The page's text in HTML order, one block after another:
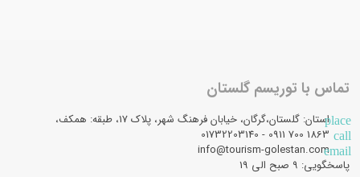
تماس با توریسم گلستان
placeاستان: گلستان،گرگان، خیابان فرهنگ شهر، پلاک 17، طبقه: همکف،
call
email
info@tourism-golestan.com
پاسخگویی: ۹ صبح الی 19